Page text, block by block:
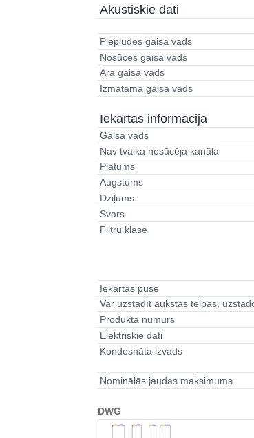
Akustiskie dati
Pieplūdes gaisa vads
Nosūces gaisa vads
Āra gaisa vads
Izmatamā gaisa vads
Iekārtas informācija
Gaisa vads
Nav tvaika nosūcēja kanāla
Platums
Augstums
Dziļums
Svars
Filtru klase
Iekārtas puse
Var uzstādīt aukstās telpās,
Produkta numurs
Elektriskie dati
Kondesnāta izvads
Nominālās jaudas maksimums
DWG